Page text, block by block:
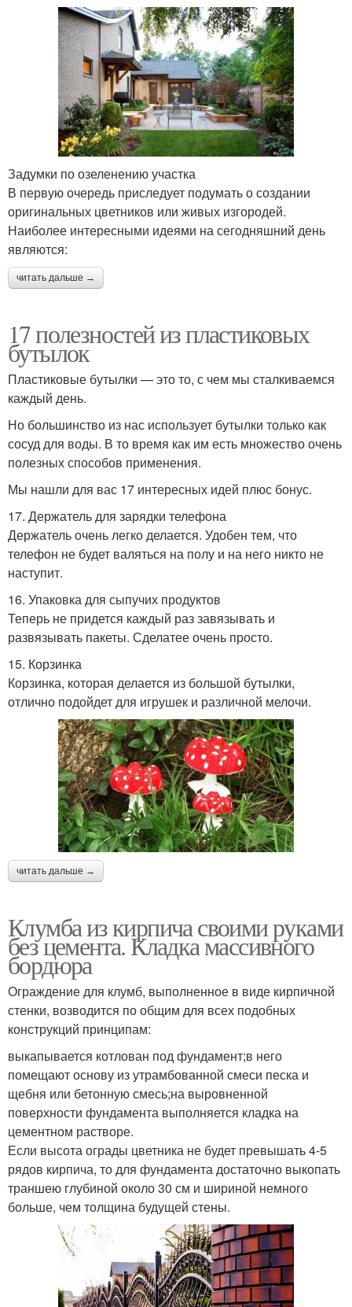
Задумки по озеленению участка
В первую очередь приследует подумать о создании
оригинальных цветников или живых изгородей.
Наиболее интересными идеями на сегодняшний день
являются:
читать дальше →
17 полезностей из пластиковых
бутылок
Пластиковые бутылки — это то, с чем мы сталкиваемся
каждый день.
Но большинство из нас использует бутылки только как
сосуд для воды. В то время как им есть множество очень
полезных способов применения.
Мы нашли для вас 17 интересных идей плюс бонус.
17. Держатель для зарядки телефона
Держатель очень легко делается. Удобен тем, что
телефон не будет валяться на полу и на него никто не
наступит.
16. Упаковка для сыпучих продуктов
Теперь не придется каждый раз завязывать и
развязывать пакеты. Сделатее очень просто.
15. Корзинка
Корзинка, которая делается из большой бутылки,
отлично подойдет для игрушек и различной мелочи.
читать дальше →
Клумба из кирпича своими руками
без цемента. Кладка массивного
бордюра
Ограждение для клумб, выполненное в виде кирпичной
стенки, возводится по общим для всех подобных
конструкций принципам:
выкапывается котлован под фундамент;в него
помещают основу из утрамбованной смеси песка и
щебня или бетонную смесь;на выровненной
поверхности фундамента выполняется кладка на
цементном растворе.
Если высота ограды цветника не будет превышать 4-5
рядов кирпича, то для фундамента достаточно выкопать
траншею глубиной около 30 см и шириной немного
больше, чем толщина будущей стены.